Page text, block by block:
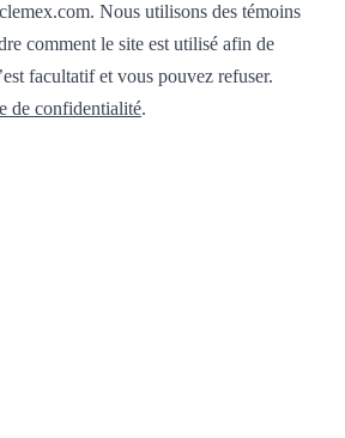
Nous utilisons des témoins
comment le site est utilisé afin de
facultatif et vous pouvez refuser.
de confidentialité.